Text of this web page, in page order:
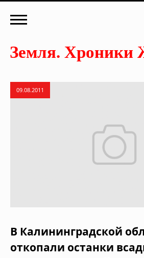
09.08.2011
В Калининградской
откопали останки